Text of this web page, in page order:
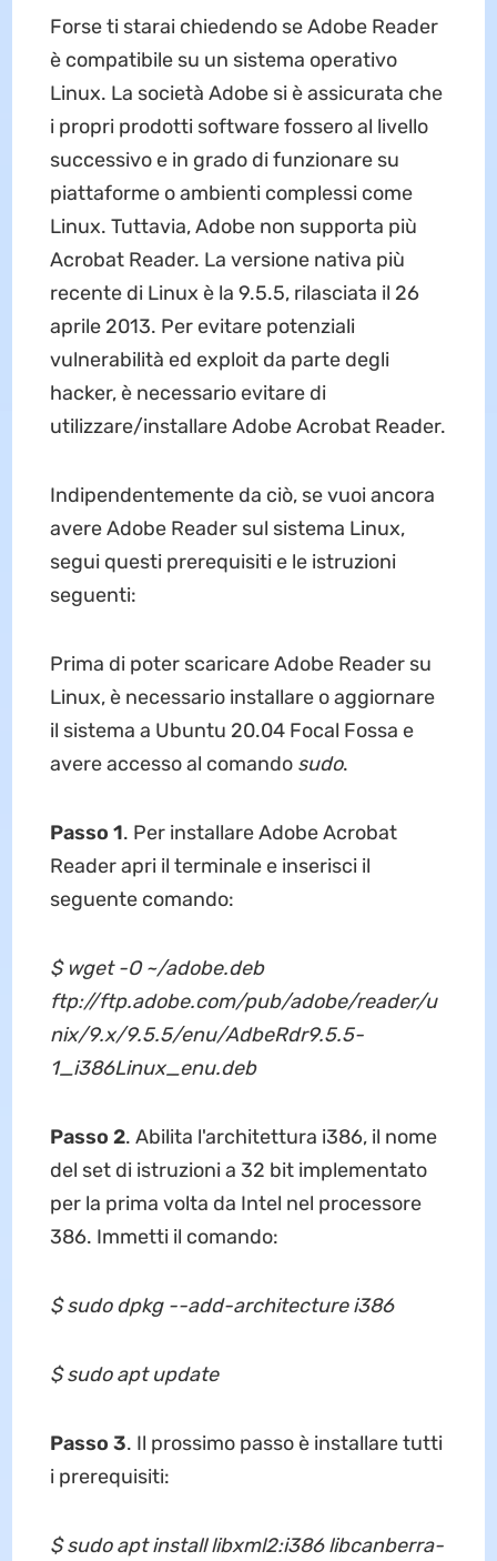
Forse ti starai chiedendo se Adobe Reader
è compatibile su un sistema operativo
Linux. La società Adobe si è assicurata che
i propri prodotti software fossero al livello
successivo e in grado di funzionare su
piattaforme o ambienti complessi come
Linux. Tuttavia, Adobe non supporta più
Acrobat Reader. La versione nativa più
recente di Linux è la 9.5.5, rilasciata il 26
aprile 2013. Per evitare potenziali
vulnerabilità ed exploit da parte degli
hacker, è necessario evitare di
utilizzare/installare Adobe Acrobat Reader.
Indipendentemente da ciò, se vuoi ancora
avere Adobe Reader sul sistema Linux,
segui questi prerequisiti e le istruzioni
seguenti:
Prima di poter scaricare Adobe Reader su
Linux, è necessario installare o aggiornare
il sistema a Ubuntu 20.04 Focal Fossa e
avere accesso al comando sudo.
Passo 1. Per installare Adobe Acrobat
Reader apri il terminale e inserisci il
seguente comando:
$ wget -O ~/adobe.deb
ftp://ftp.adobe.com/pub/adobe/reader/u
nix/9.x/9.5.5/enu/AdbeRdr9.5.5-
1_i386Linux_enu.deb
Passo 2. Abilita l'architettura i386, il nome
del set di istruzioni a 32 bit implementato
per la prima volta da Intel nel processore
386. Immetti il comando:
$ sudo dpkg --add-architecture i386
$ sudo apt update
Passo 3. Il prossimo passo è installare tutti
i prerequisiti:
$ sudo apt install libxml2:i386 libcanberra-